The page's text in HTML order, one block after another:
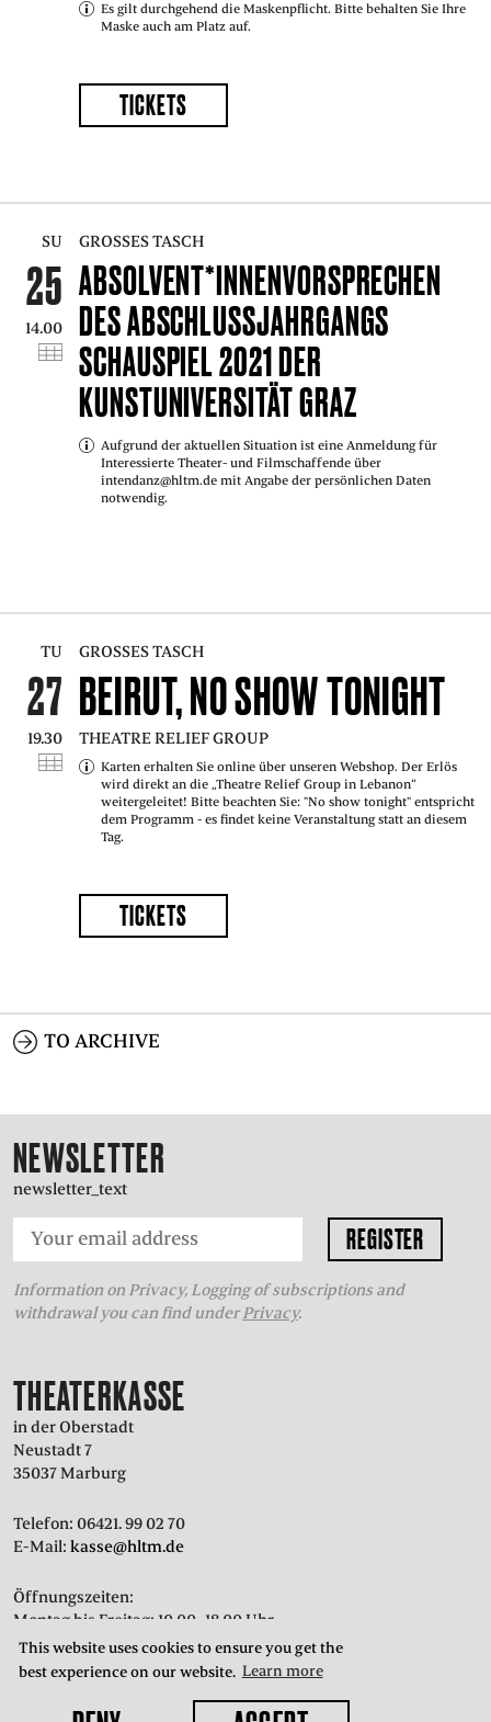
This website uses cookies to ensure you get the
best experience on our website. Learn more
Es gilt durchgehend die Maskenpflicht. Bitte behalten Sie Ihre
Maske auch am Platz auf.
TICKETS
SU
25
14.00
GROSSES TASCH
ABSOLVENT*INNENVORSPRECHEN
DES ABSCHLUSSJAHRGANGS
SCHAUSPIEL 2021 DER
KUNSTUNIVERSITÄT GRAZ
Aufgrund der aktuellen Situation ist eine Anmeldung für
Interessierte Theater- und Filmschaffende über
intendanz@hltm.de mit Angabe der persönlichen Daten
notwendig.
TU
27
19.30
GROSSES TASCH
BEIRUT, NO SHOW TONIGHT
THEATRE RELIEF GROUP
Karten erhalten Sie online über unseren Webshop. Der Erlös
wird direkt an die „Theatre Relief Group in Lebanon“
weitergeleitet! Bitte beachten Sie: "No show tonight" entspricht
dem Programm - es findet keine Veranstaltung statt an diesem
Tag.
TICKETS
TO ARCHIVE
NEWSLETTER
newsletter_text
Information on Privacy, Logging of subscriptions and
withdrawal you can find underPrivacy.
THEATERKASSE
in der Oberstadt
Neustadt 7
35037 Marburg
Telefon: 06421. 99 02 70
E-Mail: kasse@hltm.de
Öffnungszeiten:
Montag bis Freitag: 10.00–18.00 Uhr
Samstag: 10.00–15.00 Uhr